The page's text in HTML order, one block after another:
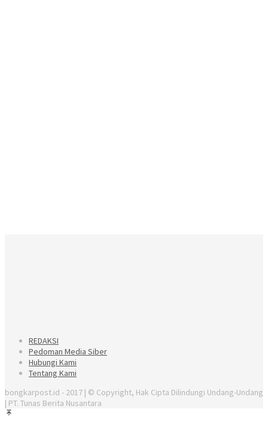
REDAKSI
Pedoman Media Siber
Hubungi Kami
Tentang Kami
bongkarpost.id - 2017 | © Copyright, Hak Cipta Dilindungi Undang-Undang
| PT. Tunas Berita Nusantara